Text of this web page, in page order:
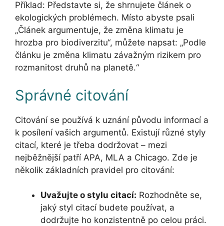
Příklad: Představte si, že shrnujete článek o
ekologických problémech. Místo abyste psali
„Článek argumentuje, že změna klimatu je
hrozba pro biodiverzitu“, můžete napsat: „Podle
článku je změna klimatu závažným rizikem pro
rozmanitost druhů na planetě.“
Správné citování
Citování se používá k uznání původu informací a
k posílení vašich argumentů. Existují různé styly
citací, které je třeba dodržovat – mezi
nejběžnější patří APA, MLA a Chicago. Zde je
několik základních pravidel pro citování:
Uvažujte o stylu citací: Rozhodněte se,
jaký styl citací budete používat, a
dodržujte ho konzistentně po celou práci.